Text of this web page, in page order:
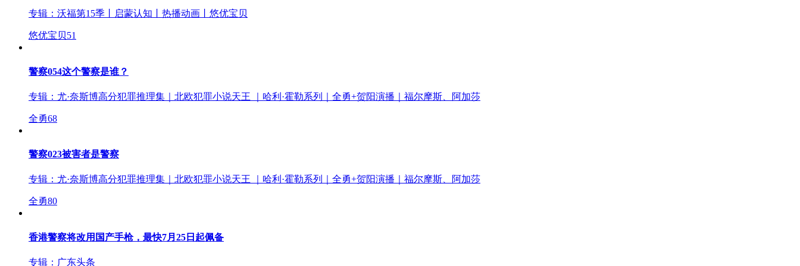
专辑： 沃福第15季丨启蒙认知丨热播动画丨悠优宝贝
悠优宝贝51
警察054这个警察是谁？
专辑： 尤·奈斯博高分犯罪推理集｜北欧犯罪小说天王 ｜哈利·霍勒系列｜全勇+贺阳演播｜福尔摩斯、阿加莎
全勇68
警察023被害者是警察
专辑： 尤·奈斯博高分犯罪推理集｜北欧犯罪小说天王 ｜哈利·霍勒系列｜全勇+贺阳演播｜福尔摩斯、阿加莎
全勇80
香港警察将改用国产手枪，最快7月25日起佩备
专辑： 广东头条